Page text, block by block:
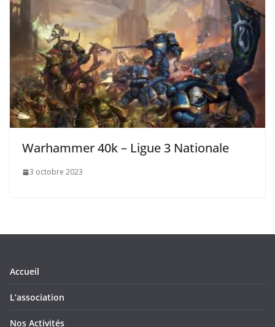
Warhammer 40k – Ligue 3 Nationale
3 octobre 2023
Accueil
L’association
Nos Activités